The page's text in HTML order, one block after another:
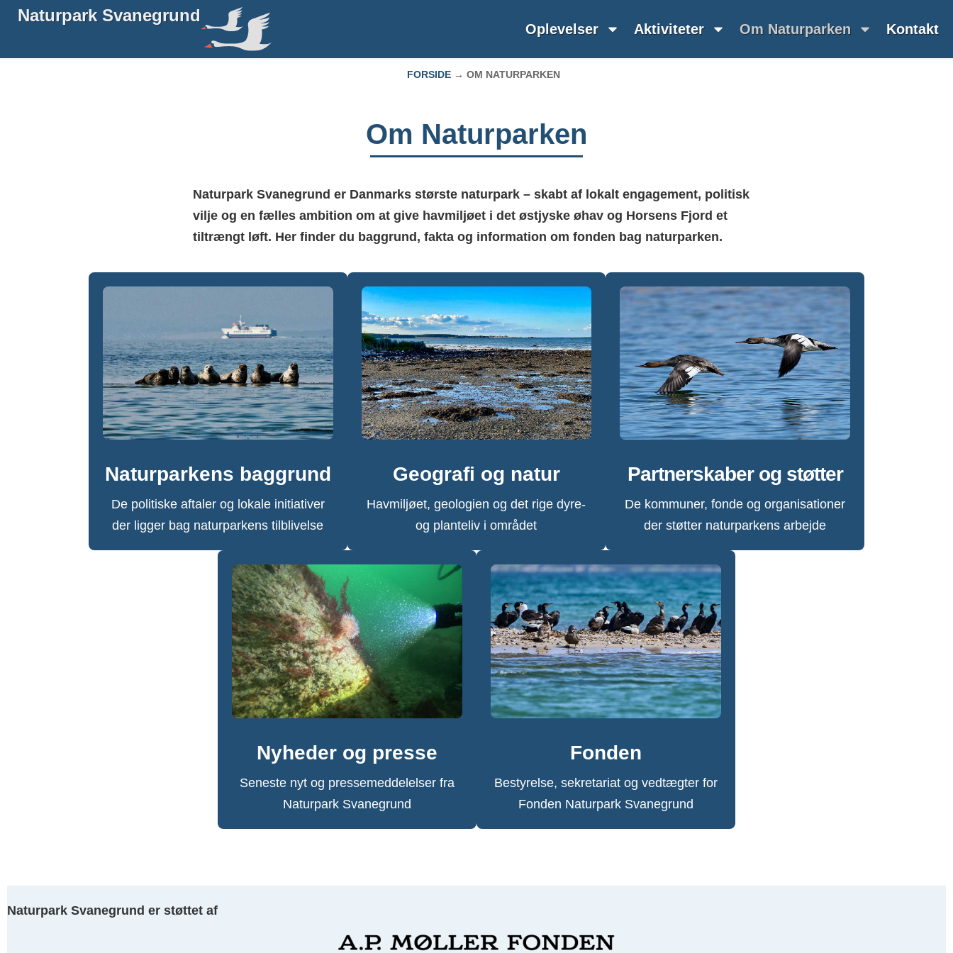
Naturpark Svanegrund
Oplevelser Aktiviteter Om Naturparken Kontakt
FORSIDE → OM NATURPARKEN
Om Naturparken
Naturpark Svanegrund er Danmarks største naturpark – skabt af lokalt engagement, politisk
vilje og en fælles ambition om at give havmiljøet i det østjyske øhav og Horsens Fjord et
tiltrængt løft. Her finder du baggrund, fakta og information om fonden bag naturparken.
Naturparkens baggrund
De politiske aftaler og lokale initiativer
der ligger bag naturparkens tilblivelse
Geografi og natur
Havmiljøet, geologien og det rige dyre-
og planteliv i området
Partnerskaber og støtter
De kommuner, fonde og organisationer
der støtter naturparkens arbejde
Nyheder og presse
Seneste nyt og pressemeddelelser fra
Naturpark Svanegrund
Fonden
Bestyrelse, sekretariat og vedtægter for
Fonden Naturpark Svanegrund
Naturpark Svanegrund er støttet af